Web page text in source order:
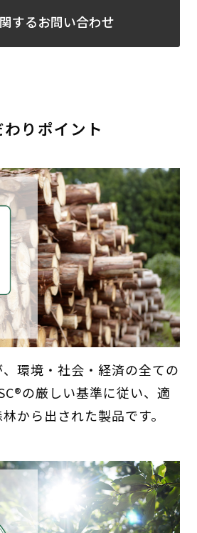
するお問い合わせ
わりポイント
環境・社会・経済の全ての
の厳しい基準に従い、適
から出された製品です。